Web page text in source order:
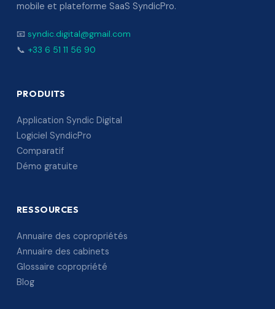
mobile et plateforme SaaS SyndicPro.
📧 syndic.digital@gmail.com
📞 +33 6 51 11 56 90
PRODUITS
Application Syndic Digital
Logiciel SyndicPro
Comparatif
Démo gratuite
RESSOURCES
Annuaire des copropriétés
Annuaire des cabinets
Glossaire copropriété
Blog